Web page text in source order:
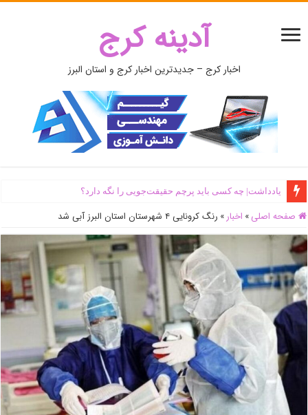
آدینه کرج
اخبار کرج – جدیدترین اخبار کرج و استان البرز
یادداشت| ‌چه کسی باید پرچم حقیقت‌جویی را نگه دارد؟
صفحه اصلی » اخبار » رنگ کرونایی ۴ شهرستان استان البرز آبی شد